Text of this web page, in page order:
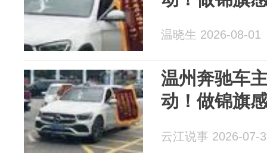
温晓生 2026-08-01
温州奔驰车
动！做锦旗
云江说事 2026-07-